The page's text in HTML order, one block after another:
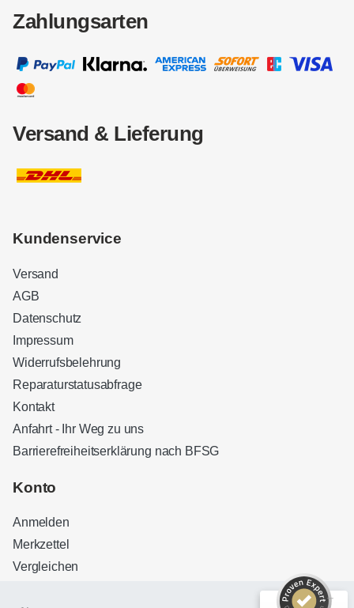
Zahlungsarten
Versand & Lieferung
Kundenservice
Versand
AGB
Datenschutz
Impressum
Widerrufsbelehrung
Reparaturstatusabfrage
Kontakt
Anfahrt - Ihr Weg zu uns
Barrierefreiheitserklärung nach BFSG
Konto
Anmelden
Merkzettel
Vergleichen
Kundenbewertungen und Erfahrungen zu
32
Bewertungen auf
ProvenExpert.com